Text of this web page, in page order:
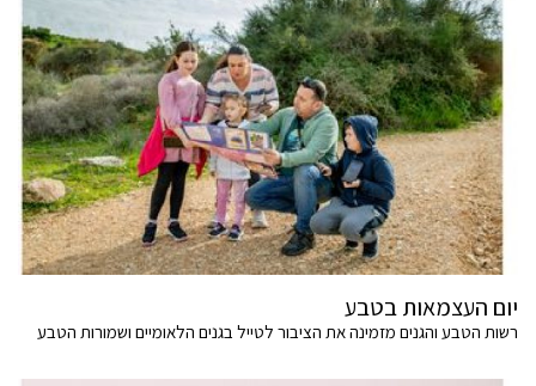
יום העצמאות בטבע
רשות הטבע והגנים מזמינה את הציבור לטייל בגנים הלאומיים ושמורות הטבע